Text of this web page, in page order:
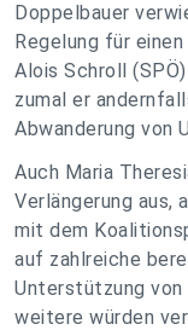
Doppelbauer
Regelung für
Alois Schroll
zumal er
Abwanderung von
Auch Maria
Verlängerung aus,
mit dem
auf zahlreiche
Unterstützung von
weitere würden